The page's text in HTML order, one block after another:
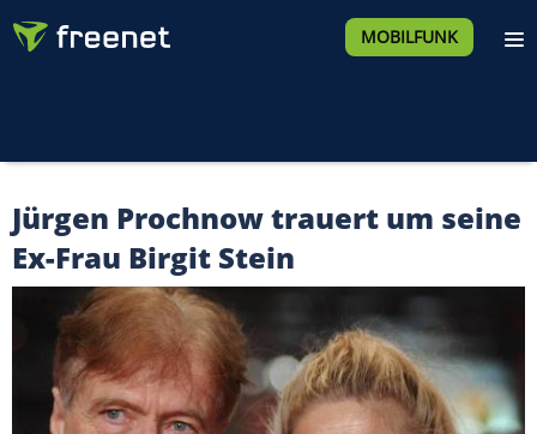
MOBILFUNK
Jürgen Prochnow trauert um seine
Ex-Frau Birgit Stein